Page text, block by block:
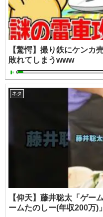
【驚愕】撮り鉄にケンカ
敗れてしまうwww
ネタ
【仰天】藤井聡太「ゲー
ームたのしー(年収200万)」